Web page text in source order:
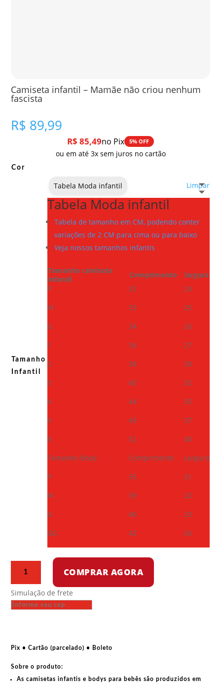
Camiseta infantil – Mamãe não criou nenhum
fascista
R$ 89,99
R$ 85,49no Pix 5% OFF
ou em até 3x sem juros no cartão
Cor
Tamanho
Infantil
Limpar
Tabela Moda infantil
Tabela Moda infantil
Tabela de tamanho em CM, podendo conter
variações de 2 CM para cima ou para baixo
Veja nossos tamanhos infantis
Tamanho camiseta
infantil
Comprimento
largura
P
32
24
M
33
25
G
34
26
1
36
27
2
38
30
3
40
32
4
44
35
6
49
37
8
52
40
Tamanho Body
Comprimento
Largura
P
35
21
M
39
22
G
40
23
GG
42 26
Mamãe
não
fascista
COMPRAR AGORA
Simulação de frete
Pix • Cartão (parcelado) • Boleto
Sobre o produto:
Ascamisetas infantis e bodys para bebês são produzidos em